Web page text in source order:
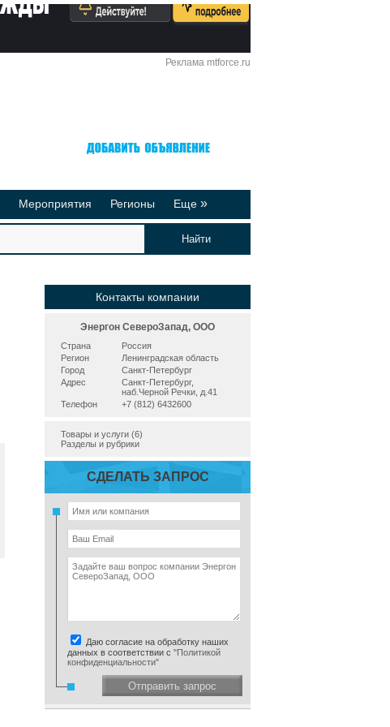
Реклама mtforce.ru
Мероприятия Регионы Еще »
Реклама на сайте
Контакты компании
Энергон СевероЗапад, ООО
Страна
Россия
Регион
Ленинградская область
Город
Санкт-Петербург
Адрес
Санкт-Петербург,
наб.Черной Речки, д.41
Телефон
+7 (812) 6432600
Товары и услуги (6)
Разделы и рубрики
СДЕЛАТЬ ЗАПРОС
Даю согласие на обработку наших
данных в соответствии с "Политикой
конфиденциальности"
Отправить запрос